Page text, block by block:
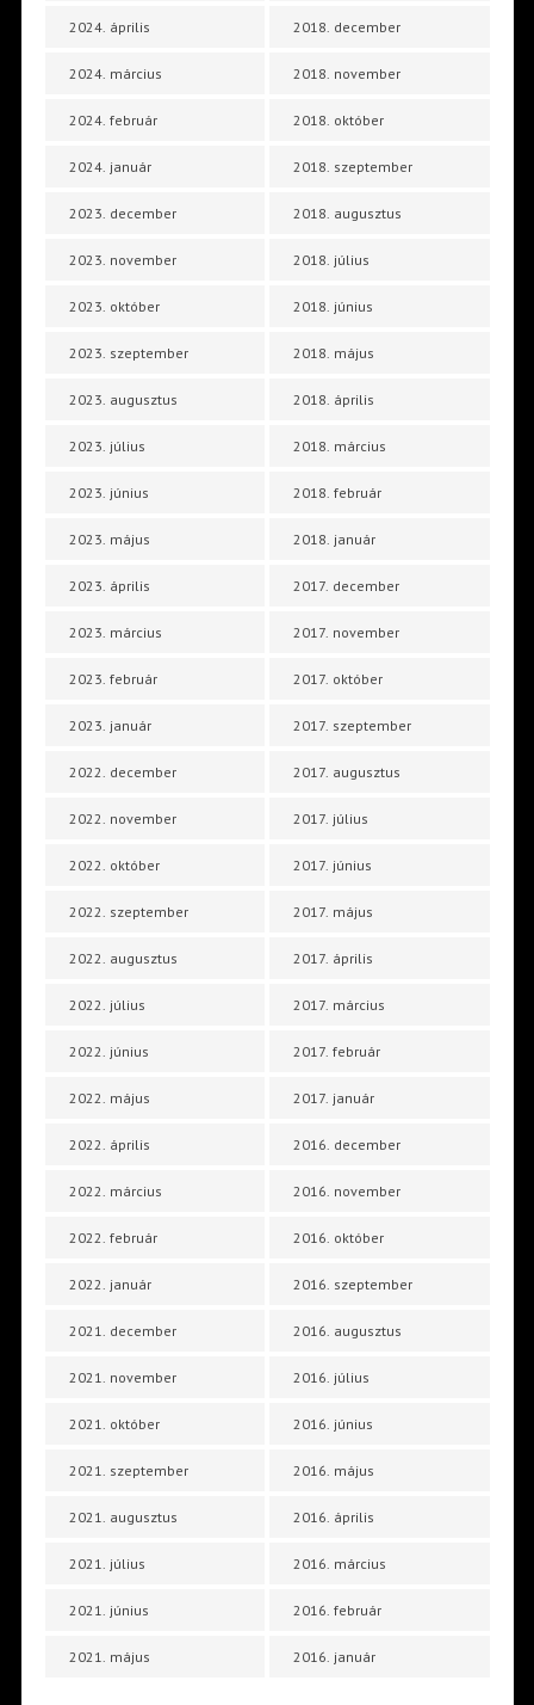
2024. április
2024. március
2024. február
2024. január
2023. december
2023. november
2023. október
2023. szeptember
2023. augusztus
2023. július
2023. június
2023. május
2023. április
2023. március
2023. február
2023. január
2022. december
2022. november
2022. október
2022. szeptember
2022. augusztus
2022. július
2022. június
2022. május
2022. április
2022. március
2022. február
2022. január
2021. december
2021. november
2021. október
2021. szeptember
2021. augusztus
2021. július
2021. június
2021. május
2018. december
2018. november
2018. október
2018. szeptember
2018. augusztus
2018. július
2018. június
2018. május
2018. április
2018. március
2018. február
2018. január
2017. december
2017. november
2017. október
2017. szeptember
2017. augusztus
2017. július
2017. június
2017. május
2017. április
2017. március
2017. február
2017. január
2016. december
2016. november
2016. október
2016. szeptember
2016. augusztus
2016. július
2016. június
2016. május
2016. április
2016. március
2016. február
2016. január